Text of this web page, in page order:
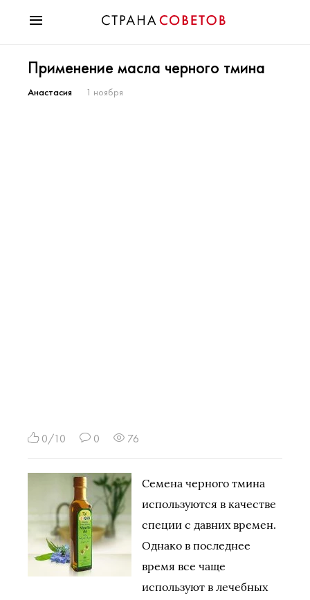
Мода
Звезды
Применение масла черного тмина
Анастасия 1 ноября
0/10 0 76
Семена черного тмина
используются в качестве
специи с давних времен.
Однако в последнее
время все чаще
используют в лечебных